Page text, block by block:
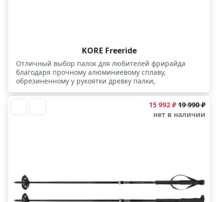
KORE Freeride
Отличный выбор палок для любителей фрирайда
благодаря прочному алюминиевому сплаву,
обрезиненному у рукоятки древку палки,
широким 92 миллиметровым райдовым кольцам.
15 992 ₽ 19 990 ₽
нет в наличии